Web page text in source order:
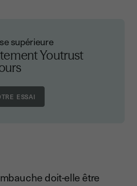
supérieure
Youtrust
doit-elle être